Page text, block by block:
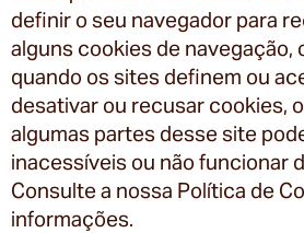
definir o seu navegador para
alguns cookies de navegação,
quando os sites definem ou
desativar ou recusar cookies,
algumas partes desse site
inacessíveis ou não funcionar
Consulte a nossa Política de
informações.